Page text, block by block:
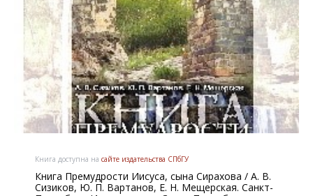
Книга доступна на сайте издательства СПбГУ
Книга Премудрости Иисуса, сына Сирахова / А. В.
Сизиков, Ю. П. Вартанов, Е. Н. Мещерская. Санкт-